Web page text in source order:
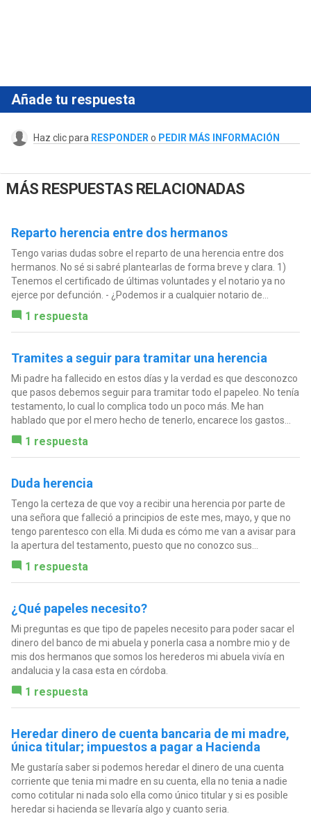
Añade tu respuesta
Haz clic para RESPONDER o PEDIR MÁS INFORMACIÓN
MÁS RESPUESTAS RELACIONADAS
Reparto herencia entre dos hermanos
Tengo varias dudas sobre el reparto de una herencia entre dos
hermanos. No sé si sabré plantearlas de forma breve y clara. 1)
Tenemos el certificado de últimas voluntades y el notario ya no
ejerce por defunción. - ¿Podemos ir a cualquier notario de...
1 respuesta
Tramites a seguir para tramitar una herencia
Mi padre ha fallecido en estos días y la verdad es que desconozco
que pasos debemos seguir para tramitar todo el papeleo. No tenía
testamento, lo cual lo complica todo un poco más. Me han
hablado que por el mero hecho de tenerlo, encarece los gastos...
1 respuesta
Duda herencia
Tengo la certeza de que voy a recibir una herencia por parte de
una señora que falleció a principios de este mes, mayo, y que no
tengo parentesco con ella. Mi duda es cómo me van a avisar para
la apertura del testamento, puesto que no conozco sus...
1 respuesta
¿Qué papeles necesito?
Mi preguntas es que tipo de papeles necesito para poder sacar el
dinero del banco de mi abuela y ponerla casa a nombre mio y de
mis dos hermanos que somos los herederos mi abuela vivía en
andalucia y la casa esta en córdoba.
1 respuesta
Heredar dinero de cuenta bancaria de mi madre,
única titular; impuestos a pagar a Hacienda
Me gustaría saber si podemos heredar el dinero de una cuenta
corriente que tenia mi madre en su cuenta, ella no tenia a nadie
como cotitular ni nada solo ella como único titular y si es posible
heredar si hacienda se llevaría algo y cuanto seria.